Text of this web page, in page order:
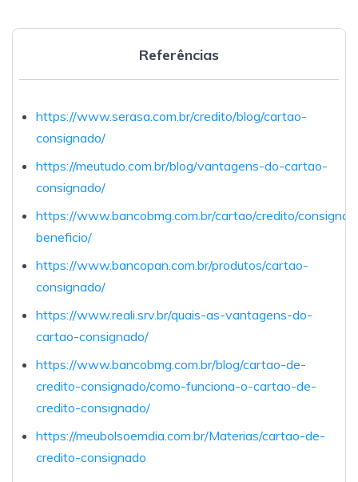
Referências
https://www.serasa.com.br/credito/blog/cartao-
consignado/
https://meutudo.com.br/blog/vantagens-do-cartao-
consignado/
https://www.bancobmg.com.br/cartao/credito/
beneficio/
https://www.bancopan.com.br/produtos/cartao-
consignado/
https://www.reali.srv.br/quais-as-vantagens-do-
cartao-consignado/
https://www.bancobmg.com.br/blog/cartao-de-
credito-consignado/como-funciona-o-cartao-de-
credito-consignado/
https://meubolsoemdia.com.br/Materias/cartao-de-
credito-consignado